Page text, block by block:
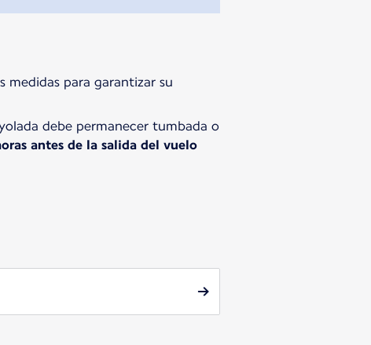
medidas para garantizar su
debe permanecer tumbada o
antes de la salida del vuelo